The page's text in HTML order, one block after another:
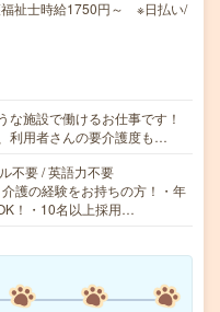
祉士時給1750円～ ※日払い/
な施設で働けるお仕事です！
利用者さんの要介護度も…
不要 / 英語力不要
護の経験をお持ちの方！・年
！・10名以上採用…